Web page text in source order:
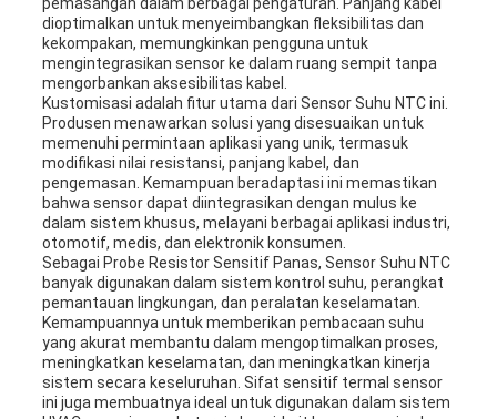
pemasangan dalam berbagai pengaturan. Panjang kabel
dioptimalkan untuk menyeimbangkan fleksibilitas dan
kekompakan, memungkinkan pengguna untuk
mengintegrasikan sensor ke dalam ruang sempit tanpa
mengorbankan aksesibilitas kabel.
Kustomisasi adalah fitur utama dari Sensor Suhu NTC ini.
Produsen menawarkan solusi yang disesuaikan untuk
memenuhi permintaan aplikasi yang unik, termasuk
modifikasi nilai resistansi, panjang kabel, dan
pengemasan. Kemampuan beradaptasi ini memastikan
bahwa sensor dapat diintegrasikan dengan mulus ke
dalam sistem khusus, melayani berbagai aplikasi industri,
otomotif, medis, dan elektronik konsumen.
Sebagai Probe Resistor Sensitif Panas, Sensor Suhu NTC
banyak digunakan dalam sistem kontrol suhu, perangkat
pemantauan lingkungan, dan peralatan keselamatan.
Kemampuannya untuk memberikan pembacaan suhu
yang akurat membantu dalam mengoptimalkan proses,
meningkatkan keselamatan, dan meningkatkan kinerja
sistem secara keseluruhan. Sifat sensitif termal sensor
ini juga membuatnya ideal untuk digunakan dalam sistem